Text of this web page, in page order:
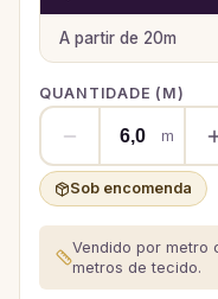
A partir de 20m
QUANTIDADE ( M)
m
Sob encomenda
Vendido por metro
metros de tecido.